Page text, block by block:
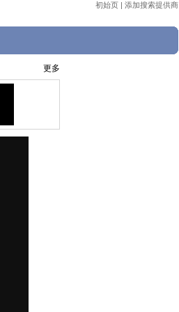
初始页 | 添加搜索提供商
更多